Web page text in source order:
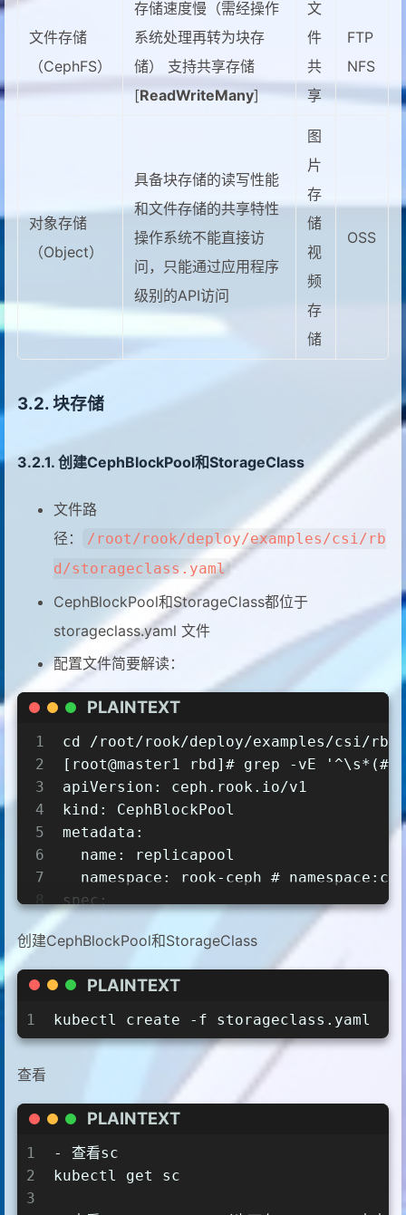
文件存储
（CephFS）
存储速度慢（需经操作
系统处理再转为块存
储） 支持共享存储
[ReadWriteMany]
文
件
共
享
FTP
NFS
对象存储
（Object）
具备块存储的读写性能
和文件存储的共享特性
操作系统不能直接访
问，只能通过应用程序
级别的API访问
图
片
存
储
视
频
存
储
OSS
块存储
创建CephBlockPool和StorageClass
文件路
径：
/root/rook/deploy/examples/csi/rb
d/storageclass.yaml
CephBlockPool和StorageClass都位于
storageclass.yaml 文件
配置文件简要解读：
PLAINTEXT
1
2
3
4
5
6
7
8
9
10
11
12
13
14
16
17
18
19
20
21
cd /root/rook/deploy/examples/csi/rbd
[root@master1 rbd]# grep -vE
apiVersion: ceph.rook.io/v1
kind: CephBlockPool
metadata:
  name: replicapool
namespace: rook-ceph #
spec:
failureDomain: host              #
  replicated:
size: 3
    requireSafeReplicaSize: true
---
apiVersion: storage.k8s.io/v1
kind: StorageClass                 # sc无
  name: rook-ceph-block
provisioner: rook-
parameters:
clusterID: rook-ceph #
创建CephBlockPool和StorageClass
PLAINTEXT
1 kubectl create -f storageclass.yaml
查看
PLAINTEXT
1
2
3
- 查看sc
kubectl get sc